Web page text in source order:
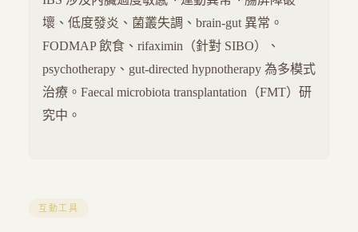
壞、低度發炎、菌叢失調、brain-gut 異常。
FODMAP 飲食、rifaximin（針對 SIBO）、
psychotherapy、gut-directed hypnotherapy 為多模式
治療。Faecal microbiota transplantation（FMT）研
究中。
互動工具